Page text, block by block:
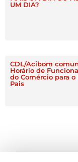
UM DIA?
CDL/Acibom
Horário de
do Comércio para o
Pais